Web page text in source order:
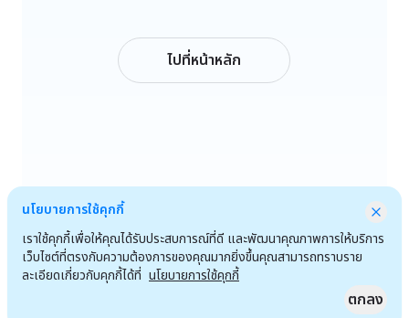
ไปที่หน้าหลัก
นโยบายการใช้คุกกี้
เราใช้คุกกี้เพื่อให้คุณได้รับประสบการณ์ที่ดี และพัฒนาคุณภาพการให้บริการ
เว็บไซต์ที่ตรงกับความต้องการของคุณมากยิ่งขึ้นคุณสามารถทราบราย
ละเอียดเกี่ยวกับคุกกี้ได้ที่ นโยบายการใช้คุกกี้
ตกลง